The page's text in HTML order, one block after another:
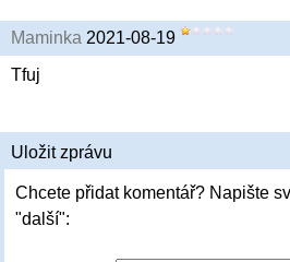
Maminka 2021-08-19
Tfuj
Uložit zprávu
Chcete přidat komentář? Napište
"další":